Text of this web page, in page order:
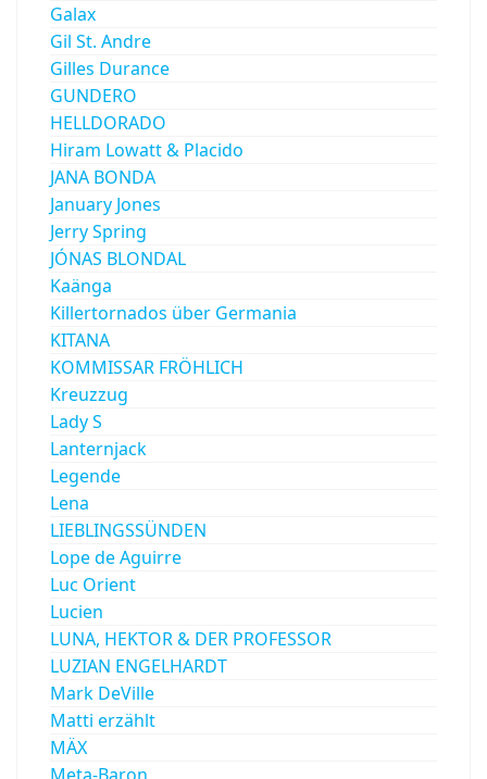
Galax
Gil St. Andre
Gilles Durance
GUNDERO
HELLDORADO
Hiram Lowatt & Placido
JANA BONDA
January Jones
Jerry Spring
JÓNAS BLONDAL
Kaänga
Killertornados über Germania
KITANA
KOMMISSAR FRÖHLICH
Kreuzzug
Lady S
Lanternjack
Legende
Lena
LIEBLINGSSÜNDEN
Lope de Aguirre
Luc Orient
Lucien
LUNA, HEKTOR & DER PROFESSOR
LUZIAN ENGELHARDT
Mark DeVille
Matti erzählt
MÄX